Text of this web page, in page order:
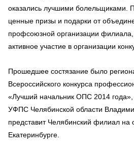
оказались лучшими болельщиками.
ценные призы и подарки от
профсоюзной организации
активное участие в организации
Прошедшее состязание было
Всероссийского конкурса
«Лучший начальник ОПС 2014
УФПС Челябинской области
представит Челябинский филиал на
Екатеринбурге.